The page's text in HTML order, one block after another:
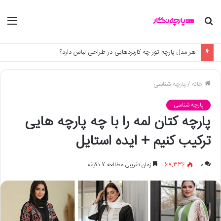
جستجو
هر مدل پارچه تور چه کاربردهایی در طراحی لباس دارد؟
خانه /پارچه شناسی
پارچه شناسی
پارچه کتان لمه را با چه پارچه هایی
ترکیب کنیم + ایده استایل
0
68,336 زمان تقریبی مطالعه 7 دقیقه